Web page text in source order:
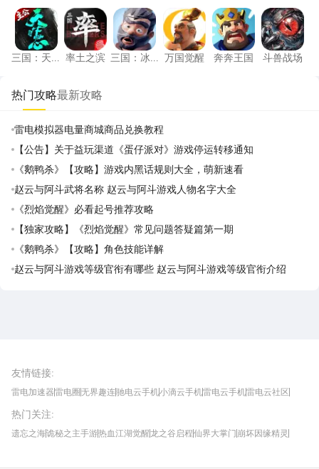
三国：天下归心
三国：天
率土之滨
率土之滨
三国：冰河时代
三国：冰
万国觉醒
万国觉醒
奔奔王国
奔奔王国
斗兽战
斗兽战场
热门攻略最新攻略
雷电模拟器电量商城商品兑换教程
【公告】关于益玩渠道《蛋仔派对》游戏停运转移通知
《鹅鸭杀》【攻略】游戏内黑话规则大全，萌新速看
赵云与阿斗武将名称 赵云与阿斗游戏人物名字大全
《烈焰觉醒》必看起号推荐攻略
【独家攻略】《烈焰觉醒》常见问题答疑篇第一期
《鹅鸭杀》【攻略】角色技能详解
赵云与阿斗游戏等级官衔有哪些 赵云与阿斗游戏等级官衔介绍
友情链接:
雷电加速器雷电圈无界趣连驰电云手机小滴云手机雷电云手机雷电云社区
我爱vr网华军软件园
热门关注:
遗忘之海诡秘之主手游热血江湖觉醒龙之谷启程仙界大掌门 崩坏因缘精灵